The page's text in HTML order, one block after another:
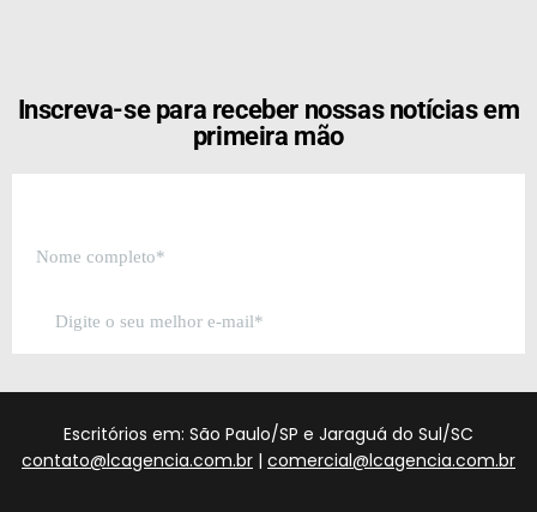
Inscreva-se para receber nossas notícias em
primeira mão
Escritórios em: São Paulo/SP e Jaraguá do Sul/SC
contato@lcagencia.com.br | comercial@lcagencia.com.br